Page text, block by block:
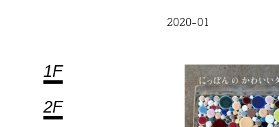
1F
2F
2020-01